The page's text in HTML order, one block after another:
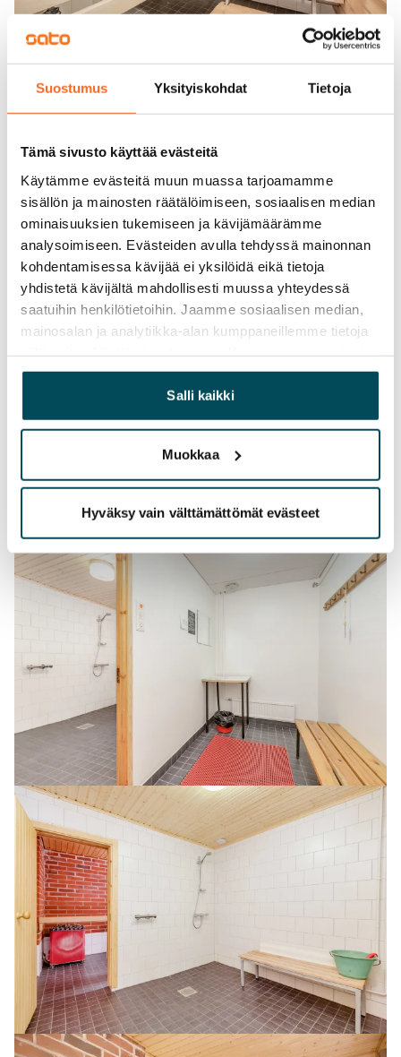
Suostumus Yksityiskohdat Tietoja
Tämä sivusto käyttää evästeitä
Käytämme evästeitä muun muassa tarjoamamme
sisällön ja mainosten räätälöimiseen, sosiaalisen median
ominaisuuksien tukemiseen ja kävijämäärämme
analysoimiseen. Evästeiden avulla tehdyssä mainonnan
kohdentamisessa kävijää ei yksilöidä eikä tietoja
yhdistetä kävijältä mahdollisesti muussa yhteydessä
saatuihin henkilötietoihin. Jaamme sosiaalisen median,
mainosalan ja analytiikka-alan kumppaneillemme tietoja
yhdistää näitä tietoja muihin tietoihin, joita olet antanut
heille tai joita on kerätty, kun olet käyttänyt heidän
palvelujaan.
Salli kaikki
Muokkaa
Hyväksy vain välttämättömät evästeet